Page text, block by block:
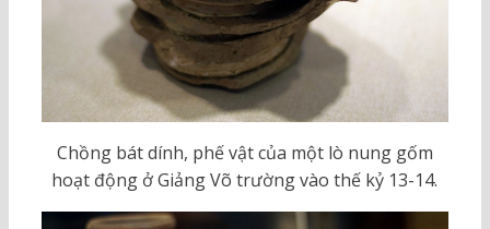
Chồng bát dính, phế vật của một lò nung gốm
hoạt động ở Giảng Võ trường vào thế kỷ 13-14.